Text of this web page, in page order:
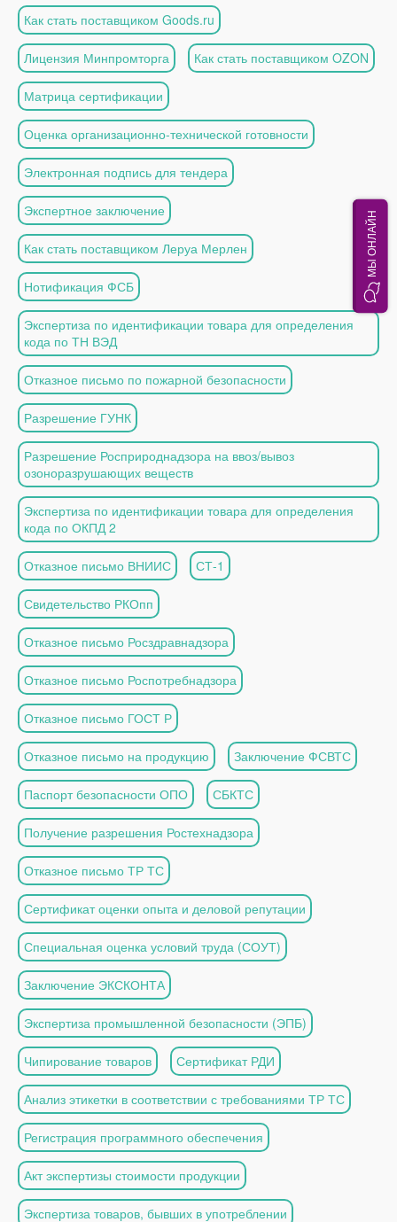
Как стать поставщиком Goods.ru
Лицензия Минпромторга Как стать поставщиком OZON
Матрица сертификации
Оценка организационно-технической готовности
Электронная подпись для тендера
Экспертное заключение
Как стать поставщиком Леруа Мерлен
Нотификация ФСБ
Экспертиза по идентификации товара для определения
кода по ТН ВЭД
Отказное письмо по пожарной безопасности
Разрешение ГУНК
Разрешение Росприроднадзора на ввоз/вывоз
озоноразрушающих веществ
Экспертиза по идентификации товара для определения
кода по ОКПД 2
Отказное письмо ВНИИС СТ-1
Свидетельство РКОпп
Отказное письмо Росздравнадзора
Отказное письмо Роспотребнадзора
Отказное письмо ГОСТ Р
Отказное письмо на продукцию Заключение ФСВТС
Паспорт безопасности ОПО СБКТС
Получение разрешения Ростехнадзора
Отказное письмо ТР ТС
Сертификат оценки опыта и деловой репутации
Специальная оценка условий труда (СОУТ)
Заключение ЭКСКОНТА
Экспертиза промышленной безопасности (ЭПБ)
Чипирование товаров Сертификат РДИ
Анализ этикетки в соответствии с требованиями ТР ТС
Регистрация программного обеспечения
Акт экспертизы стоимости продукции
Экспертиза товаров, бывших в употреблении
МЫ ОНЛАЙН